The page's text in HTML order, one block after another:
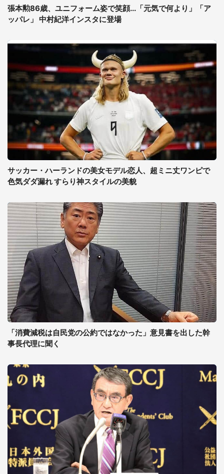
張本勲86歳、ユニフォーム姿で笑顔...「元気で何より」「ア
ッパレ」 中村紀洋インスタに登場
サッカー・ハーランドの美女モデル恋人、超ミニ丈ワンピで
色気ダダ漏れ すらり神スタイルの美貌
「消費減税は自民党の公約ではなかった」意見書を出した幹
事長代理に聞く